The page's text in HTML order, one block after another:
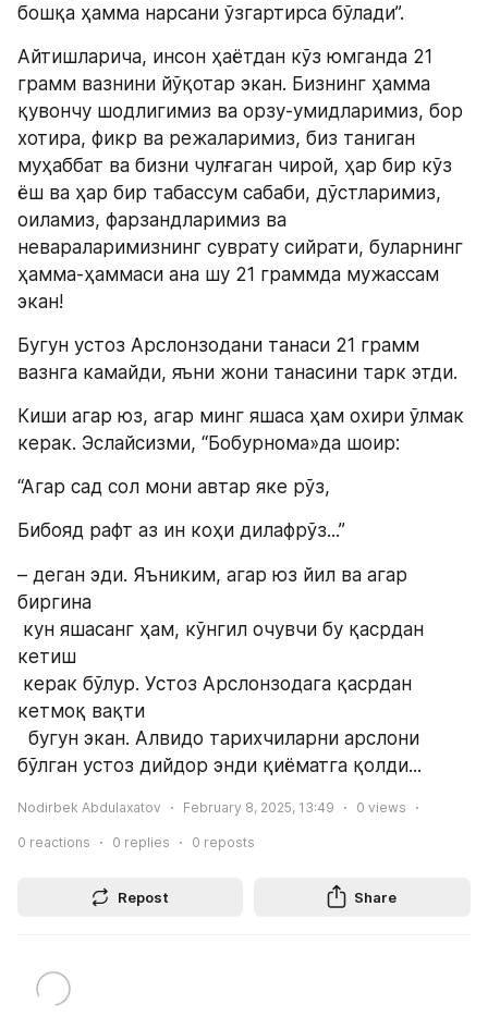
бошқа ҳамма нарсани ўзгартирса бўлади”.
Айтишларича, инсон ҳаётдан кўз юмганда 21
грамм вазнини йўқотар экан. Бизнинг ҳамма
қувончу шодлигимиз ва орзу-умидларимиз, бор
хотира, фикр ва режаларимиз, биз таниган
муҳаббат ва бизни чулғаган чирой, ҳар бир кўз
ёш ва ҳар бир табассум сабаби, дўстларимиз,
оиламиз, фарзандларимиз ва
невараларимизнинг суврату сийрати, буларнинг
ҳамма-ҳаммаси ана шу 21 граммда мужассам
экан!
Бугун устоз Арслонзодани танаси 21 грамм
вазнга камайди, яъни жони танасини тарк этди.
Киши агар юз, агар минг яшаса ҳам охири ўлмак
керак. Эслайсизми, “Бобурнома»да шоир:
“Агар сад сол мони автар яке рўз,
Бибояд рафт аз ин коҳи дилафрўз...”
– деган эди. Яъниким, агар юз йил ва агар
биргина
кетиш
кетмоқ вақти
бўлган устоз дийдор энди қиёматга қолди...
Nodirbek Abdulaxatov February 8, 2025, 13:49 0 views
0 reactions 0 replies 0 reposts
Repost Share